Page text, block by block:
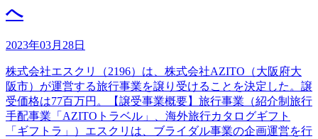
へ
2023年03月28日
株式会社エスクリ（2196）は、株式会社AZITO（大阪府大
阪市）が運営する旅行事業を譲り受けることを決定した。譲
受価格は77百万円。【譲受事業概要】旅行事業（紹介制旅行
手配事業「AZITOトラベル」、海外旅行カタログギフト
「ギフトラ」）エスクリは、ブライダル事業の企画運営を行